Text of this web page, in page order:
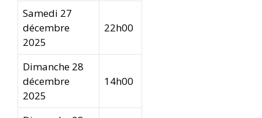
Samedi 27
décembre
2025
22h00
Dimanche 28
décembre
2025
14h00